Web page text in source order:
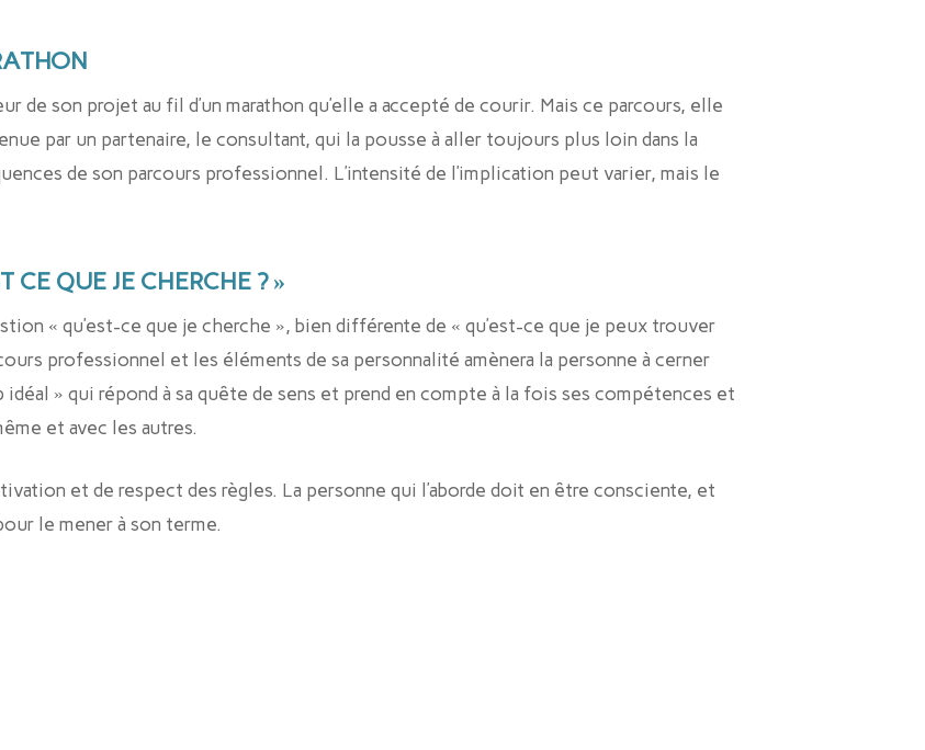
de son projet au fil d’un marathon qu’elle a accepté de courir. Mais ce parcours, elle
par un partenaire, le consultant, qui la pousse à aller toujours plus loin dans la
de son parcours professionnel. L’intensité de l’implication peut varier, mais le
CE QUE JE CHERCHE ? »
« qu’est-ce que je cherche », bien différente de « qu’est-ce que je peux trouver
professionnel et les éléments de sa personnalité amènera la personne à cerner
idéal » qui répond à sa quête de sens et prend en compte à la fois ses compétences et
et avec les autres.
et de respect des règles. La personne qui l’aborde doit en être consciente, et
le mener à son terme.